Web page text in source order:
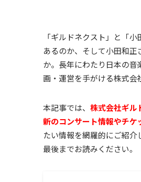
「ギルドネクスト」と「
あるのか、そして小田和
か。長年にわたり日本の
画・運営を手がける株式会
本記事では、 株式会社ギル
新のコンサート情報やチケ
たい情報を網羅的にご紹
最後までお読みください。